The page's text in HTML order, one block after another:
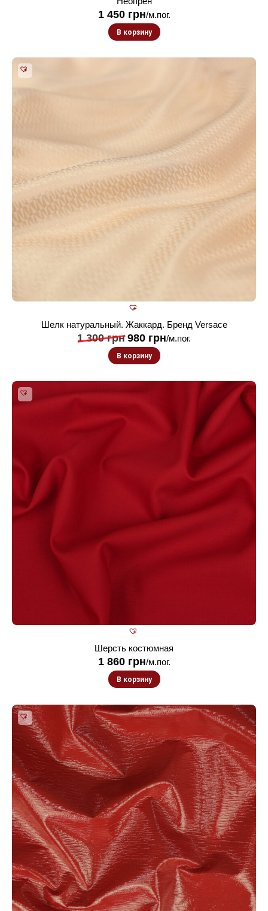
1 450 грн/м.пог.
В корзину
Шелк натуральный. Жаккард. Бренд Versace
1 300грн 980 грн/м.пог.
В корзину
Шерсть костюмная
1 860 грн/м.пог.
В корзину